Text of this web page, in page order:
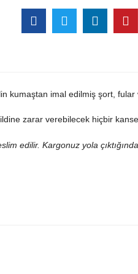
kumaştan imal edilmiş şort, fular
zarar verebilecek hiçbir
edilir. Kargonuz yola